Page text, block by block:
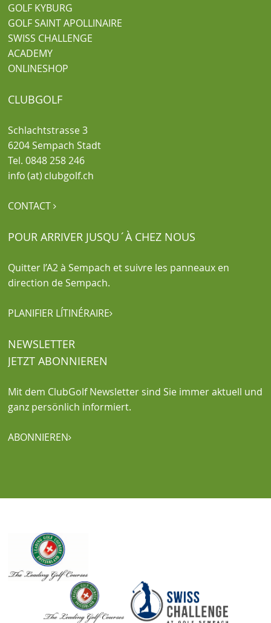
GOLF KYBURG
GOLF SAINT APOLLINAIRE
SWISS CHALLENGE
ACADEMY
ONLINESHOP
CLUBGOLF
Schlachtstrasse 3
6204 Sempach Stadt
Tel. 0848 258 246
info (at) clubgolf.ch
CONTACT
POUR ARRIVER JUSQU´À CHEZ NOUS
Quitter l’A2 à Sempach et suivre les panneaux en
direction de Sempach.
PLANIFIER LÍTINÉRAIRE
NEWSLETTER
JETZT ABONNIEREN
Mit dem ClubGolf Newsletter sind Sie immer aktuell und
ganz persönlich informiert.
ABONNIEREN